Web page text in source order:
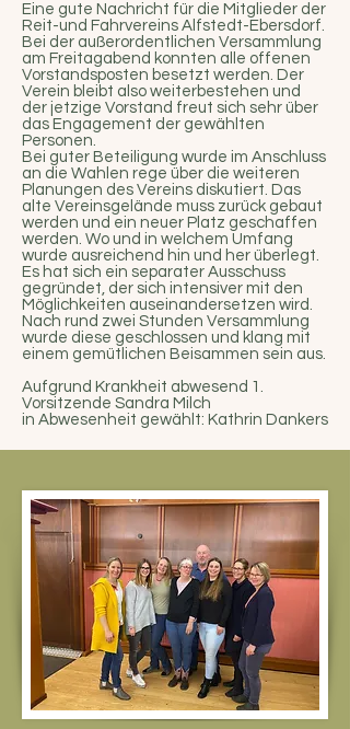
Eine gute Nachricht für die Mitglieder der
Reit-und Fahrvereins Alfstedt-Ebersdorf.
Bei der außerordentlichen Versammlung
am Freitagabend konnten alle offenen
Vorstandsposten besetzt werden. Der
Verein bleibt also weiterbestehen und
der jetzige Vorstand freut sich sehr über
das Engagement der gewählten
Personen.
Bei guter Beteiligung wurde im Anschluss
an die Wahlen rege über die weiteren
Planungen des Vereins diskutiert. Das
alte Vereinsgelände muss zurück gebaut
werden und ein neuer Platz geschaffen
werden. Wo und in welchem Umfang
wurde ausreichend hin und her überlegt.
Es hat sich ein separater Ausschuss
gegründet, der sich intensiver mit den
Möglichkeiten auseinandersetzen wird.
Nach rund zwei Stunden Versammlung
wurde diese geschlossen und klang mit
einem gemütlichen Beisammen sein aus.
Aufgrund Krankheit abwesend 1.
Vorsitzende Sandra Milch
in Abwesenheit gewählt: Kathrin Dankers